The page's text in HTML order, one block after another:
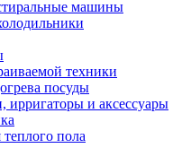
машины
техники
посуды
ирригаторы и аксессуары
пола